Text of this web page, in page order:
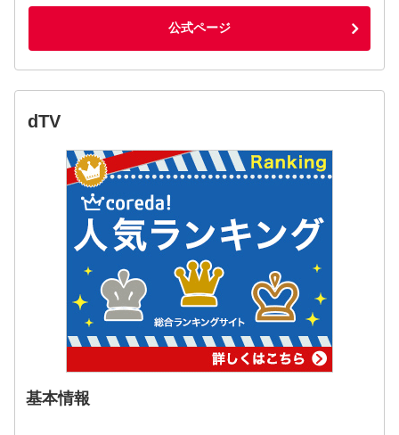
公式ページ
dTV
基本情報